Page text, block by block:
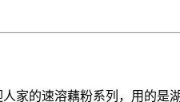
家的速溶藕粉系列，用的是